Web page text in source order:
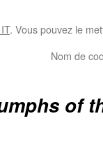
. Vous pouvez le
Nom de
of